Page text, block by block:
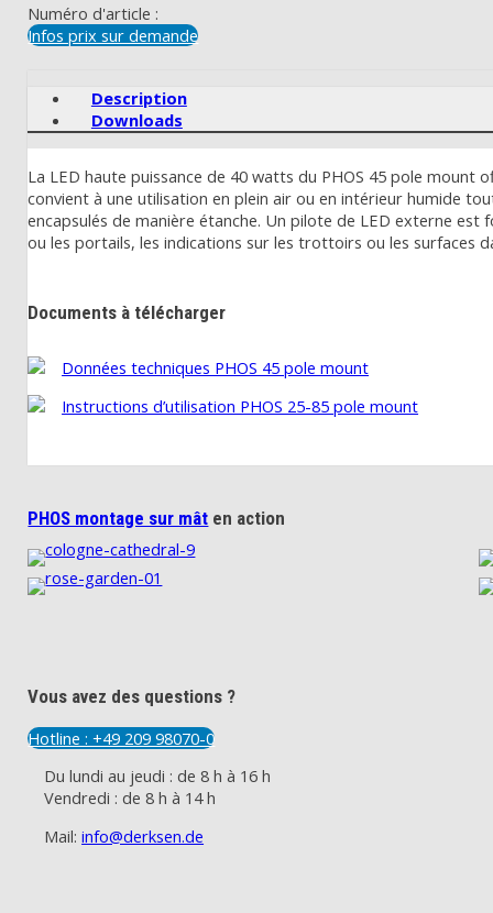
Numéro d'article :
Infos prix sur demande
Description
Downloads
La LED haute puissance de 40 watts du PHOS 45 pole
convient à une utilisation en plein air ou en intérieur humide
encapsulés de manière étanche. Un pilote de LED externe
ou les portails, les indications sur les trottoirs ou les surfaces
Documents à télécharger
Données techniques PHOS 45 pole mount
Instructions d’utilisation PHOS 25-85 pole mount
PHOS montage sur mât en action
Vous avez des questions ?
Hotline : +49 209 98070-0
Du lundi au jeudi : de 8 h à 16 h
Vendredi : de 8 h à 14 h
Mail:info@derksen.de